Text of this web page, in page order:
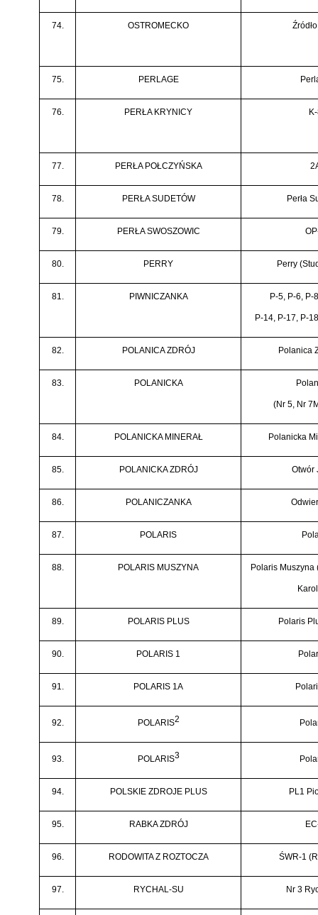
74. OSTROMECKO
75. PERLAGE
76. PERŁA KRYNICY
77. PERŁA POŁCZYŃSKA
78. PERŁA SUDETÓW Perła
79. PERŁA SWOSZOWIC
80. PERRY Perry
81. PIWNICZANKA P-5, P-6, P-
P-14, P-17, P-
82. POLANICA ZDRÓJ Polanica
83. POLANICKA
(Nr 5, Nr
84. POLANICKA MINERAŁ Polanicka
85. POLANICKA ZDRÓJ Otwór
86. POLANICZANKA
87. POLARIS
88. POLARIS MUSZYNA Polaris Muszyna
89. POLARIS PLUS Polaris
90. POLARIS 1
91. POLARIS 1A
92. POLARIS2
93. POLARIS3
94. POLSKIE ZDROJE PLUS PL1
95. RABKA ZDRÓJ
96. RODOWITA Z ROZTOCZA ŚWR-1
97. RYCHAL-SU Nr 3